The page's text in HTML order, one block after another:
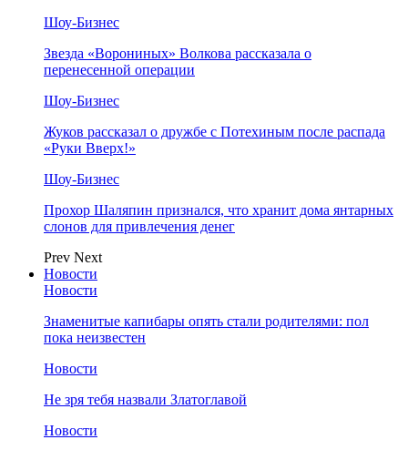
Шоу-Бизнес
Звезда «Ворониных» Волкова рассказала о
перенесенной операции
Шоу-Бизнес
Жуков рассказал о дружбе с Потехиным после распада
«Руки Вверх!»
Шоу-Бизнес
Прохор Шаляпин признался, что хранит дома янтарных
слонов для привлечения денег
Prev Next
Новости
Новости
Знаменитые капибары опять стали родителями: пол
пока неизвестен
Новости
Не зря тебя назвали Златоглавой
Новости